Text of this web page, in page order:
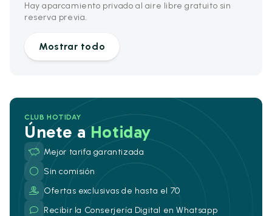
Hay aparcamiento privado al aire libre gratuito sin
reserva previa.
Mostrar todo
CLUB HOTIDAY
Únete aHotiday
Mejor tarifa garantizada
Sin comisión
Ofertas exclusivas de hasta el 70
Recibir la Conserjería Digital en Whatsapp